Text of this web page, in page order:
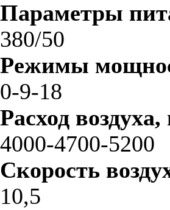
Параметры
380/50
Режимы
0-9-18
Расход
4000-4700-5200
Скорость
10,5